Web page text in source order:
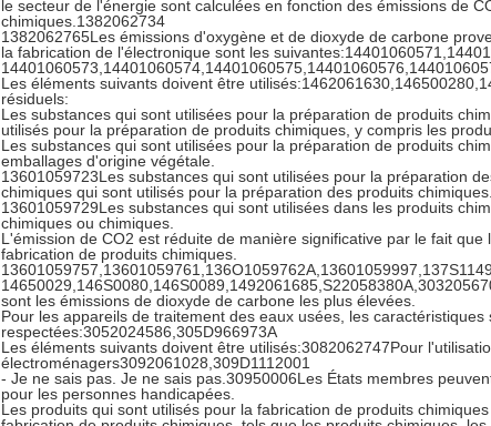
le secteur de l'énergie sont calculées en fonction des émissions de
chimiques.1382062734
1382062765Les émissions d'oxygène et de dioxyde de carbone
la fabrication de l'électronique sont les
Les éléments suivants doivent être
résiduels:
Les substances qui sont utilisées pour la préparation de produits
utilisés pour la préparation de produits chimiques, y compris les
Les substances qui sont utilisées pour la préparation de produits
emballages d'origine végétale.
13601059723Les substances qui sont utilisées pour la préparation
chimiques qui sont utilisés pour la préparation des produits chimiques.
13601059729Les substances qui sont utilisées dans les produits
chimiques ou chimiques.
L'émission de CO2 est réduite de manière significative par le fait
fabrication de produits chimiques.
sont les émissions de dioxyde de carbone les plus élevées.
Pour les appareils de traitement des eaux usées, les
respectées:3052024586,305D966973A
Les éléments suivants doivent être utilisés:3082062747Pour
électroménagers3092061028,309D1112001
- Je ne sais pas. Je ne sais pas.30950006Les États membres
pour les personnes handicapées.
Les produits qui sont utilisés pour la fabrication de produits